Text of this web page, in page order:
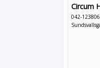
Circum
042-123806